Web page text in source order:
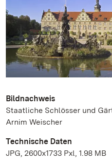
Bildnachweis
Staatliche Schlösser und
Arnim Weischer
Technische Daten
JPG, 2600x1733 Pxl, 1.98 MB